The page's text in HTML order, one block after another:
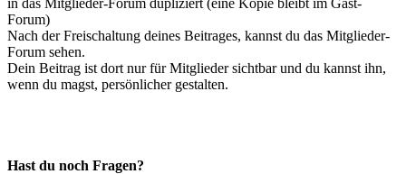
in das Mitglieder-Forum dupliziert (eine Kopie bleibt im Gast-
Forum)
Nach der Freischaltung deines Beitrages, kannst du das Mitglieder-
Forum sehen.
Dein Beitrag ist dort nur für Mitglieder sichtbar und du kannst ihn,
wenn du magst, persönlicher gestalten.
Hast du noch Fragen?